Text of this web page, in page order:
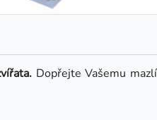
Dopřejte Vašemu